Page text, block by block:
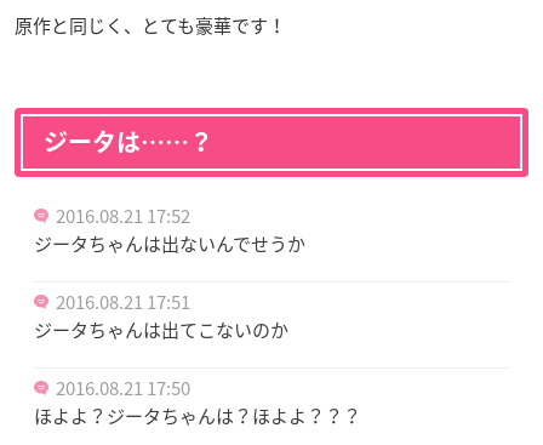
原作と同じく、とても豪華です！
ジータは……？
2016.08.21 17:52
ジータちゃんは出ないんでせうか
2016.08.21 17:51
ジータちゃんは出てこないのか
2016.08.21 17:50
ほよよ？ジータちゃんは？ほよよ？？？